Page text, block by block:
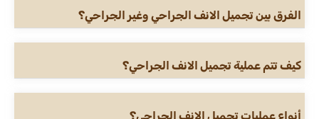
الفرق بين تجميل الانف الجراحي وغير الجراحي؟
كيف تتم عملية تجميل الانف الجراحي؟
أنواع عمليات تجميل الانف الجراحي؟